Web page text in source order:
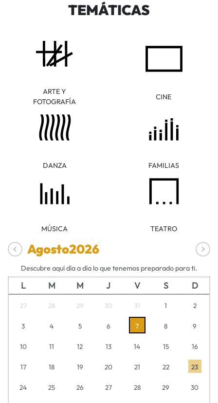
TEMÁTICAS
ARTE Y
FOTOGRAFÍA
CINE
DANZA FAMILIAS
MÚSICA TEATRO
Agosto2026
Descubre aquí día a día lo que tenemos preparado para ti.
L M M J V S D
27 28 29 30 31 1 2
3 4 5 6 7 8 9
10 11 12 13 14 15 16
17 18 19 20 21 22 23
24 25 26 27 28 29 30